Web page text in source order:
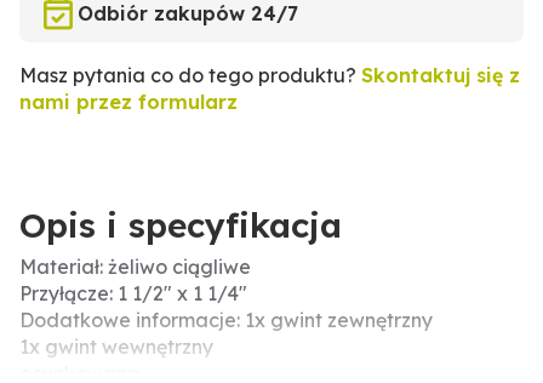
Odbiór zakupów 24/7
Masz pytania co do tego produktu? Skontaktuj się z
nami przez formularz
Opis i specyfikacja
Materiał: żeliwo ciągliwe
Przyłącze: 1 1/2" x 1 1/4"
Dodatkowe informacje: 1x gwint zewnętrzny
1x gwint wewnętrzny